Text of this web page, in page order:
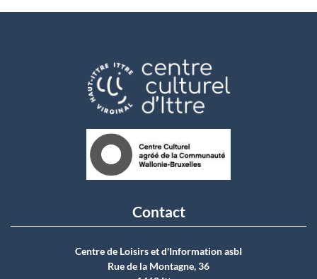
Contact
Centre de Loisirs et d'Information asbI
Rue de la Montagne, 36